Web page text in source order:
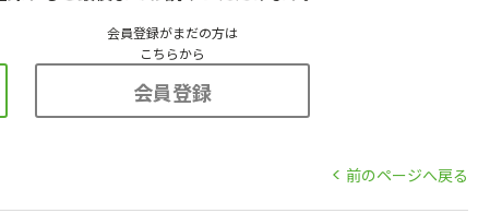
会員登録がまだの方は
こちらから
会員登録
前のページへ戻る